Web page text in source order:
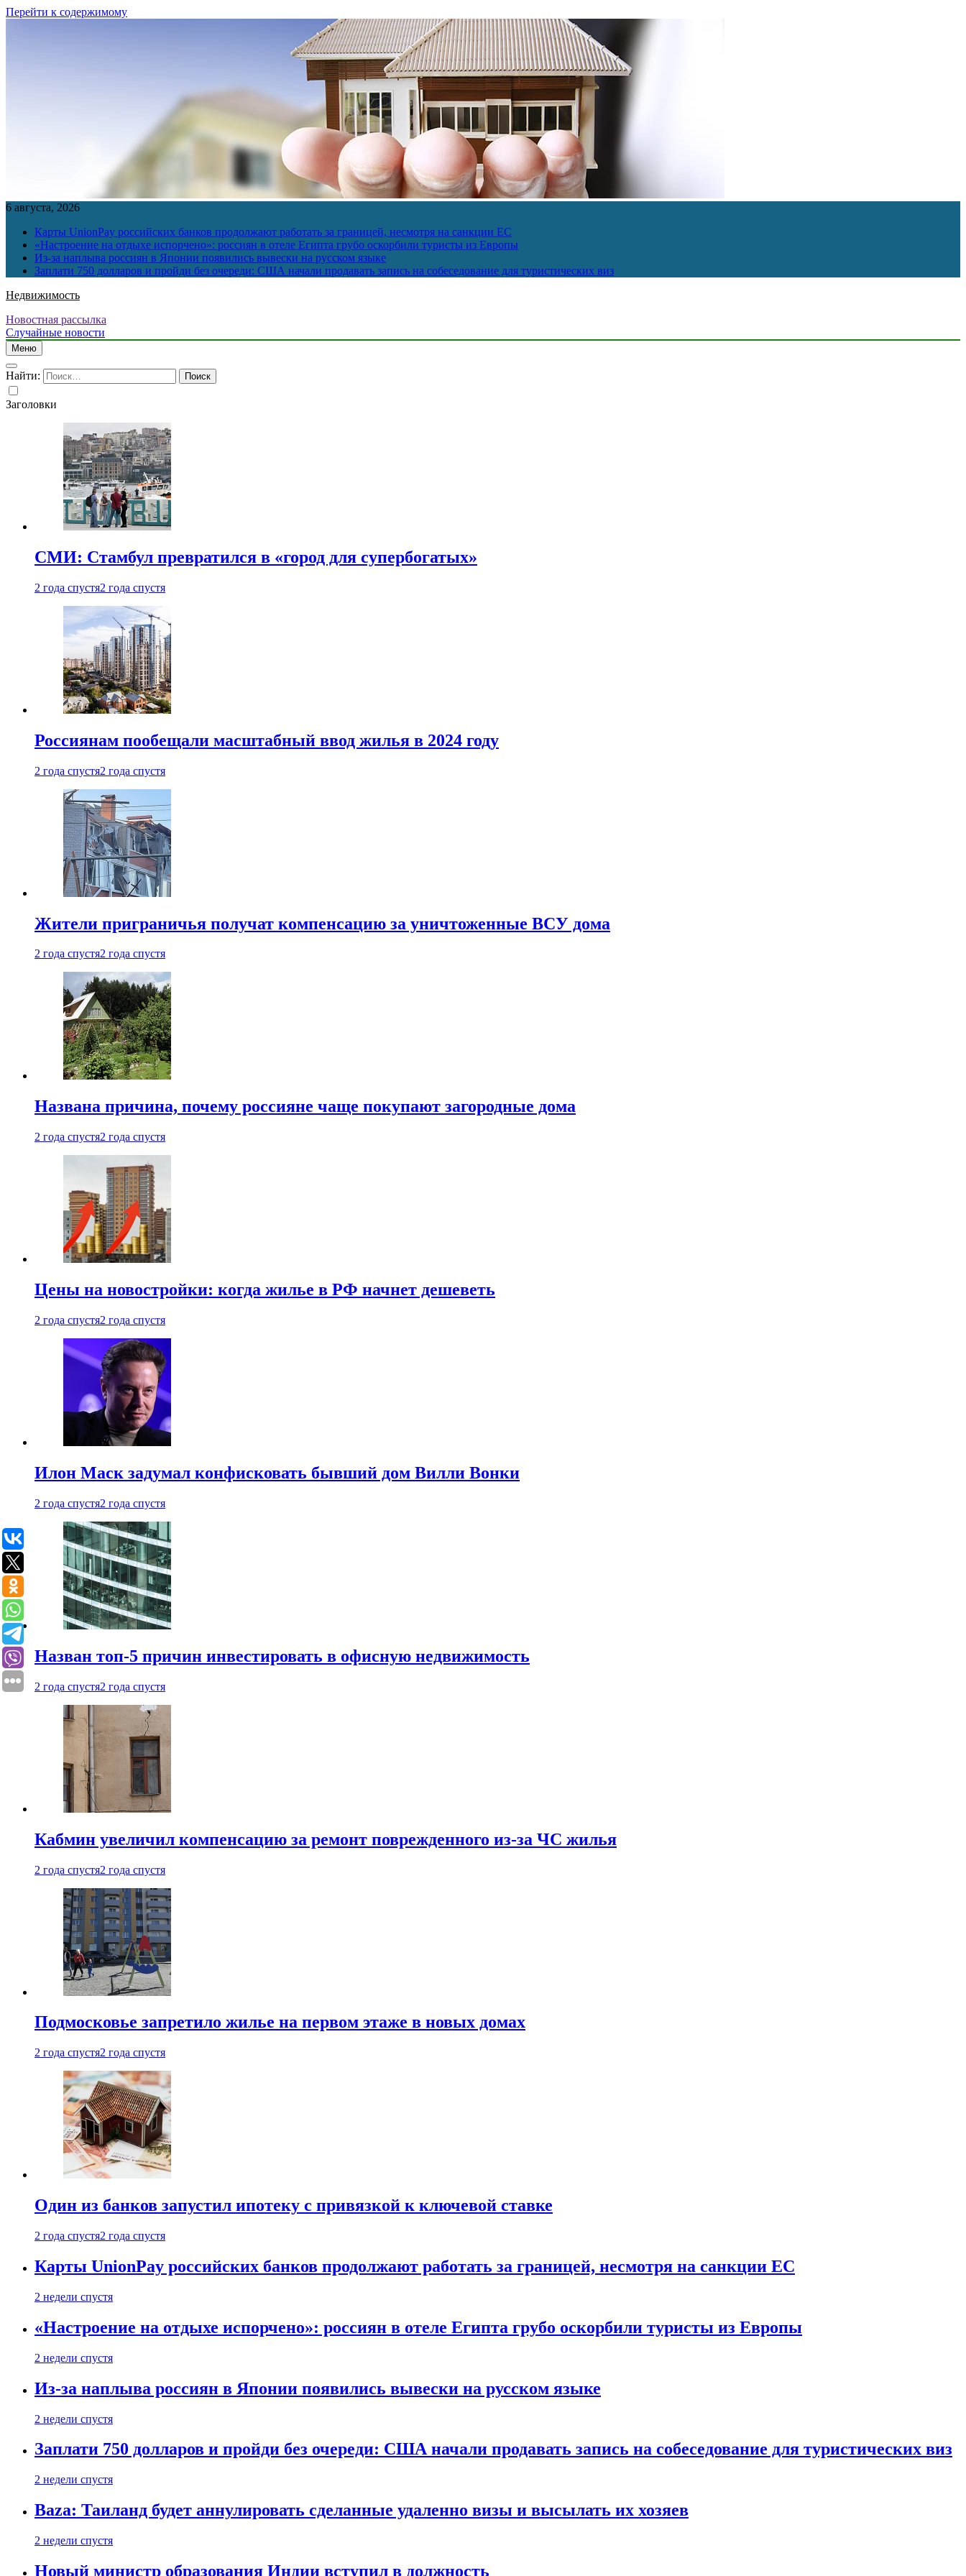
Перейти к содержимому
6 августа, 2026
Карты UnionPay российских банков продолжают работать за границей, несмотря на санкции ЕС
«Настроение на отдыхе испорчено»: россиян в отеле Египта грубо оскорбили туристы из Европы
Из-за наплыва россиян в Японии появились вывески на русском языке
Заплати 750 долларов и пройди без очереди: США начали продавать запись на собеседование для туристических виз
Недвижимость
Новостная рассылка
Случайные новости
Меню
Найти:
Заголовки
СМИ: Стамбул превратился в «город для супербогатых»
2 года спустя2 года спустя
Россиянам пообещали масштабный ввод жилья в 2024 году
2 года спустя2 года спустя
Жители приграничья получат компенсацию за уничтоженные ВСУ дома
2 года спустя2 года спустя
Названа причина, почему россияне чаще покупают загородные дома
2 года спустя2 года спустя
Цены на новостройки: когда жилье в РФ начнет дешеветь
2 года спустя2 года спустя
Илон Маск задумал конфисковать бывший дом Вилли Вонки
2 года спустя2 года спустя
Назван топ-5 причин инвестировать в офисную недвижимость
2 года спустя2 года спустя
Кабмин увеличил компенсацию за ремонт поврежденного из-за ЧС жилья
2 года спустя2 года спустя
Подмосковье запретило жилье на первом этаже в новых домах
2 года спустя2 года спустя
Один из банков запустил ипотеку с привязкой к ключевой ставке
2 года спустя2 года спустя
Карты UnionPay российских банков продолжают работать за границей, несмотря на санкции ЕС
2 недели спустя
«Настроение на отдыхе испорчено»: россиян в отеле Египта грубо оскорбили туристы из Европы
2 недели спустя
Из-за наплыва россиян в Японии появились вывески на русском языке
2 недели спустя
Заплати 750 долларов и пройди без очереди: США начали продавать запись на собеседование для туристических виз
2 недели спустя
Baza: Таиланд будет аннулировать сделанные удаленно визы и высылать их хозяев
2 недели спустя
Новый министр образования Индии вступил в должность